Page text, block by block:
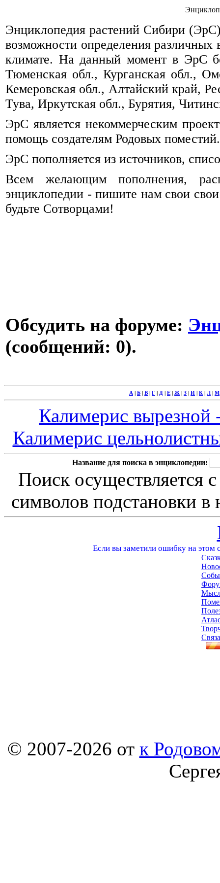
Энциклопедия растений Сибири (ЭрС)
возможности определения
климате. На данный момент в ЭрС
Тюменская обл., Курганская обл.,
Кемеровская обл., Алтайский край,
Тува, Иркутская обл., Бурятия,
ЭрС является некоммерческим
помощь создателям Родовых поместий.
ЭрС пополняется из источников,
Всем желающим пополнения,
энциклопедии - пишите нам свои
будьте Сотворцами!
Обсудить на форуме:
(сообщений: 0).
А | Б | В | Г | Д | Е | Ж | З | И | К | Л | М
Калимерис
Калимерис
Название для поиска в энциклопедии:
Поиск осуществляется
символов подстановки в
Если вы заметили ошибку на этом
© 2007-2026 от к